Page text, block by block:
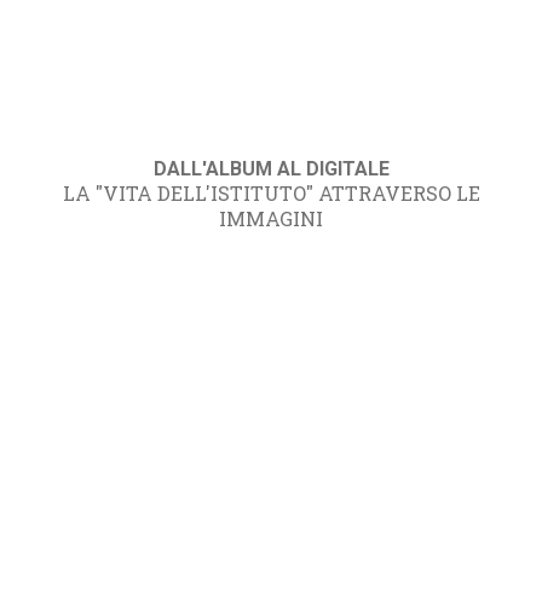
DALL'ALBUM AL DIGITALE
LA "VITA DELL'ISTITUTO" ATTRAVERSO LE
IMMAGINI